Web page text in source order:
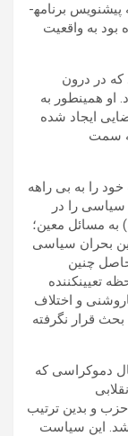
آن چه را که فریدریش انگلس در انتقاد خود به پیش­نویس برنامه­
کرده بود به واقعیت
که در درون
او همین­طور به
ایجاد شده
سمت
را به بی راهه
را در
به مسائل معین؛
بحران سیاسی
چنین
تعیین­کننده
و اختلاف
قرار نگرفته
دموکراسی که
و بدین ترتیب
شد. این سیاست